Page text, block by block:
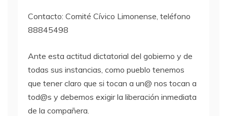
Contacto: Comité Cívico Limonense, teléfono
88845498
Ante esta actitud dictatorial del gobierno y de
todas sus instancias, como pueblo tenemos
que tener claro que si tocan a un@ nos tocan a
tod@s y debemos exigir la liberación inmediata
de la compañera.